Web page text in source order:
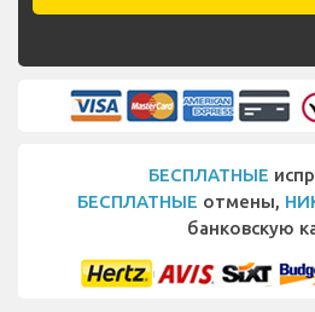
БЕСПЛАТНЫЕ
БЕСПЛАТНЫЕ отмены,
банковскую